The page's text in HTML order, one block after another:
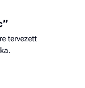
tervezett